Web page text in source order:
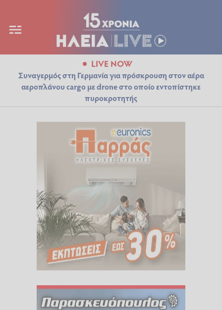
LIVE NOW
Συναγερμός στη Γερμανία για πρόσκρουση στον αέρα
αεροπλάνου cargo με drone στο οποίο εντοπίστηκε
πυροκροτητής